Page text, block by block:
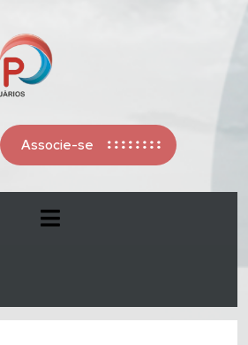
Associe-se